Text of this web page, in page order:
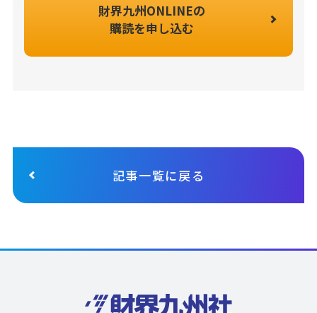
財界九州ONLINEの
購読を申し込む
記事一覧に戻る